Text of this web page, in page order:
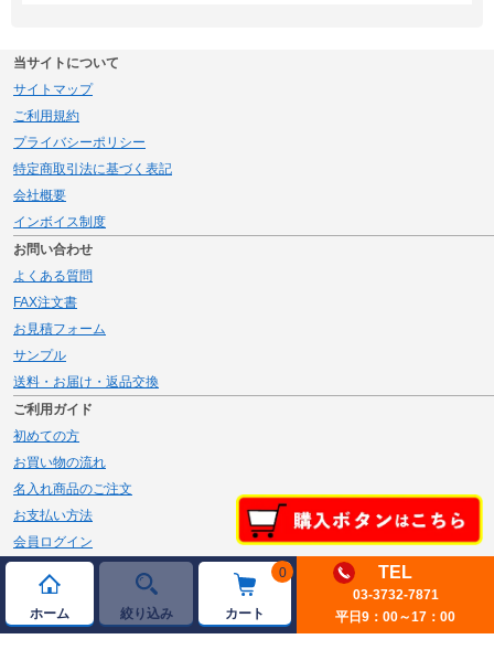
ホーム 絞り込み
0
カート
TEL
03-3732-7871
平日9：00～17：00
当サイトについて
サイトマップ
ご利用規約
プライバシーポリシー
特定商取引法に基づく表記
会社概要
インボイス制度
お問い合わせ
よくある質問
FAX注文書
お見積フォーム
サンプル
送料・お届け・返品交換
ご利用ガイド
初めての方
お買い物の流れ
名入れ商品のご注文
お支払い方法
会員ログイン
メルマガ登録
新規会員登録
ページトップへ